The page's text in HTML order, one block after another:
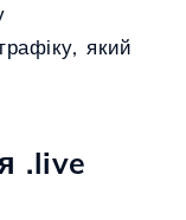
який
.live